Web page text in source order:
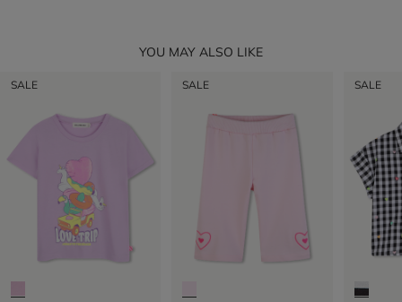
YOU MAY ALSO LIKE
SALE SALE SALE